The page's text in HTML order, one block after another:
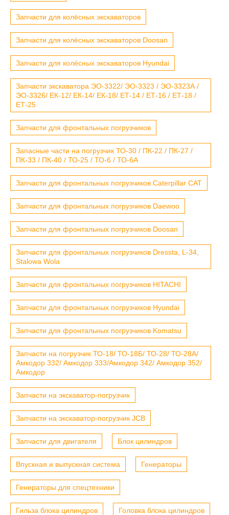
Запчасти для колёсных экскаваторов
Запчасти для колёсных экскаваторов Doosan
Запчасти для колёсных экскаваторов Hyundai
Запчасти экскаватора ЭО-3322/ ЭО-3323 / ЭО-3323А /
ЭО-3326/ ЕК-12/ ЕК-14/ ЕК-18/ ЕТ-14 / ЕТ-16 / ЕТ-18 /
ЕТ-25
Запчасти для фронтальных погрузчиков
Запасные части на погрузчик ТО-30 / ПК-22 / ПК-27 /
ПК-33 / ПК-40 / ТО-25 / ТО-6 / ТО-6А
Запчасти для фронтальных погрузчиков Caterpillar CAT
Запчасти для фронтальных погрузчиков Daewoo
Запчасти для фронтальных погрузчиков Doosan
Запчасти для фронтальных погрузчиков Dressta, L-34,
Stalowa Wola
Запчасти для фронтальных погрузчиков HITACHI
Запчасти для фронтальных погрузчиков Hyundai
Запчасти для фронтальных погрузчиков Komatsu
Запчасти на погрузчик ТО-18/ ТО-18Б/ ТО-28/ ТО-28А/
Амкодор 332/ Амкодор 333/Амкодор 342/ Амкодор 352/
Амкодор
Запчасти на экскаватор-погрузчик
Запчасти на экскаватор-погрузчик JCB
Запчасти для двигателя Блок цилиндров
Впускная и выпускная система Генераторы
Генераторы для спецтехники
Гильза блока цилиндров Головка блока цилиндров